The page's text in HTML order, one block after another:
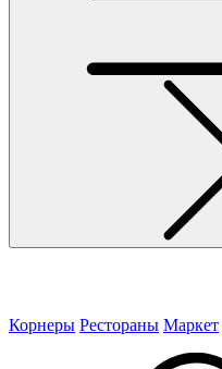
Корнеры Рестораны Маркет